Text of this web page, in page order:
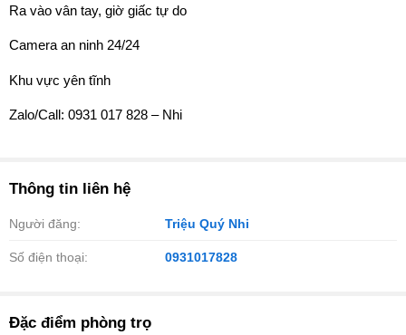
Ra vào vân tay, giờ giấc tự do
Camera an ninh 24/24
Khu vực yên tĩnh
Zalo/Call: 0931 017 828 – Nhi
Thông tin liên hệ
Người đăng: Triệu Quý Nhi
Số điện thoại: 0931017828
Đặc điểm phòng trọ